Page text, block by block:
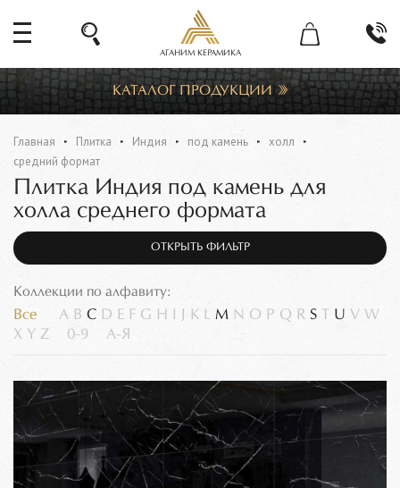
АГАНИМ КЕРАМИКА
КАТАЛОГ ПРОДУКЦИИ
Главная Плитка Индия под камень
холл
средний формат
Плитка Индия под камень для
холла среднего формата
ОТКРЫТЬ ФИЛЬТР
Коллекции по алфавиту:
Все A B C D E F G H K L M N O P Q R S U V W
X Y Z 0-9 А-Я